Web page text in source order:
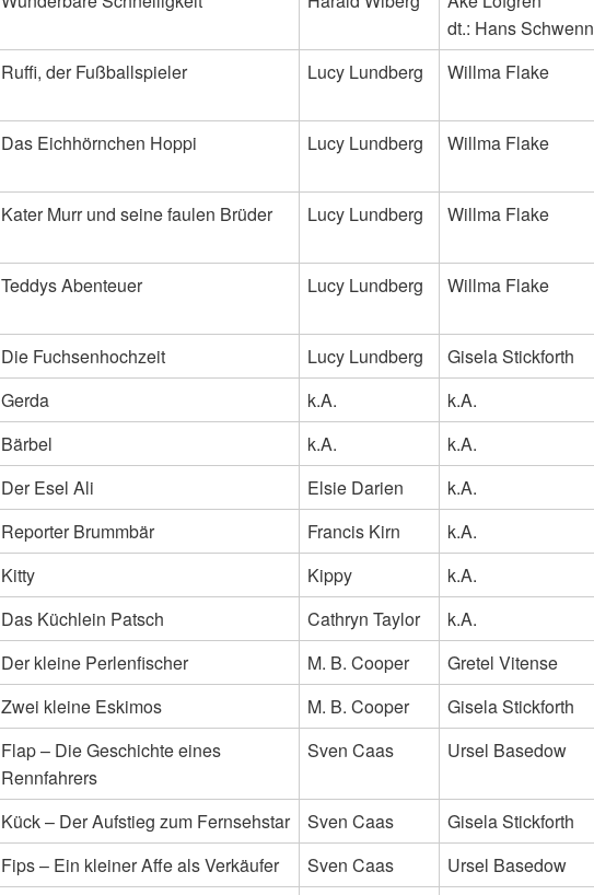
dt.: Hans Schwenn
Ruffi, der Fußballspieler Lucy Lundberg Willma Flake
Das Eichhörnchen Hoppi Lucy Lundberg Willma Flake
Kater Murr und seine faulen Brüder Lucy Lundberg Willma Flake
Teddys Abenteuer Lucy Lundberg Willma Flake
Die Fuchsenhochzeit Lucy Lundberg Gisela Stickforth
Gerda k.A. k.A.
Bärbel k.A. k.A.
Der Esel Ali Elsie Darien k.A.
Reporter Brummbär Francis Kirn k.A.
Kitty Kippy k.A.
Das Küchlein Patsch Cathryn Taylor k.A.
Der kleine Perlenfischer M. B. Cooper Gretel Vitense
Zwei kleine Eskimos M. B. Cooper Gisela Stickforth
Flap – Die Geschichte eines
Rennfahrers
Sven Caas Ursel Basedow
Kück – Der Aufstieg zum Fernsehstar Sven Caas Gisela Stickforth
Fips – Ein kleiner Affe als Verkäufer Sven Caas Ursel Basedow